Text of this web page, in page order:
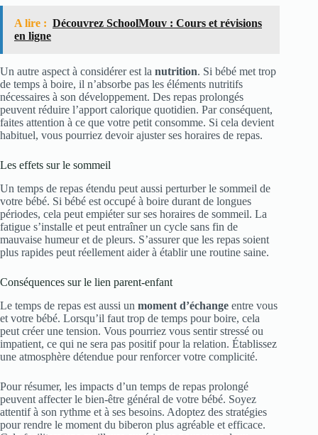
A lire : Découvrez SchoolMouv : Cours et révisions
en ligne
Un autre aspect à considérer est la nutrition. Si bébé met trop
de temps à boire, il n’absorbe pas les éléments nutritifs
nécessaires à son développement. Des repas prolongés
peuvent réduire l’apport calorique quotidien. Par conséquent,
faites attention à ce que votre petit consomme. Si cela devient
habituel, vous pourriez devoir ajuster ses horaires de repas.
Les effets sur le sommeil
Un temps de repas étendu peut aussi perturber le sommeil de
votre bébé. Si bébé est occupé à boire durant de longues
périodes, cela peut empiéter sur ses horaires de sommeil. La
fatigue s’installe et peut entraîner un cycle sans fin de
mauvaise humeur et de pleurs. S’assurer que les repas soient
plus rapides peut réellement aider à établir une routine saine.
Conséquences sur le lien parent-enfant
Le temps de repas est aussi un moment d’échange entre vous
et votre bébé. Lorsqu’il faut trop de temps pour boire, cela
peut créer une tension. Vous pourriez vous sentir stressé ou
impatient, ce qui ne sera pas positif pour la relation. Établissez
une atmosphère détendue pour renforcer votre complicité.
Pour résumer, les impacts d’un temps de repas prolongé
peuvent affecter le bien-être général de votre bébé. Soyez
attentif à son rythme et à ses besoins. Adoptez des stratégies
pour rendre le moment du biberon plus agréable et efficace.